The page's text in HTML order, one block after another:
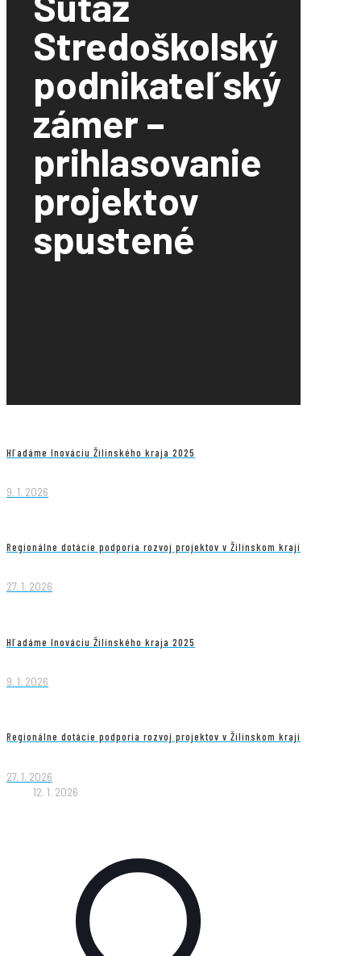
Stredoškolský
podnikateľský
zámer –
prihlasovanie
projektov
spustené
Hľadáme Inováciu Žilinského kraja 2025
9. 1. 2026
Regionálne dotácie podporia rozvoj projektov v Žilinskom kraji
27. 1. 2026
Hľadáme Inováciu Žilinského kraja 2025
9. 1. 2026
Regionálne dotácie podporia rozvoj projektov v Žilinskom kraji
27. 1. 2026
12. 1. 2026